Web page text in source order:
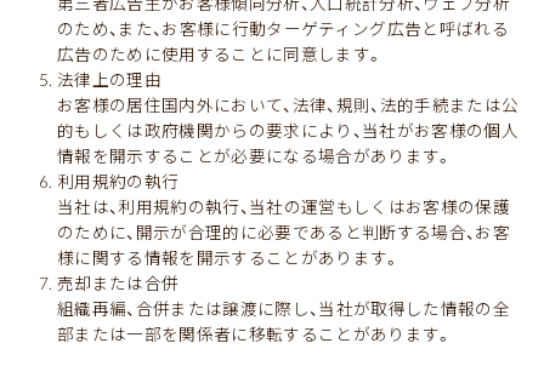
のため、また、お客様に行動ターゲティング広告と呼ばれる
広告のために使用することに同意します。
法律上の理由
お客様の居住国内外において、法律、規則、法的手続または公
的もしくは政府機関からの要求により、当社がお客様の個人
情報を開示することが必要になる場合があります。
利用規約の執行
当社は、利用規約の執行、当社の運営もしくはお客様の保護
のために、開示が合理的に必要であると判断する場合、お客
様に関する情報を開示することがあります。
売却または合併
組織再編、合併または譲渡に際し、当社が取得した情報の全
部または一部を関係者に移転することがあります。